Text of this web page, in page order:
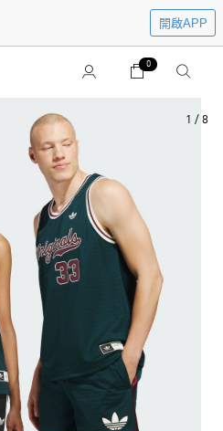
開啟APP
0
1 / 8